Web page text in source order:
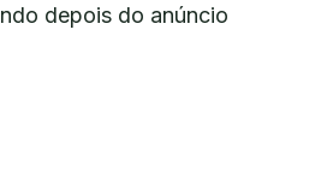
depois do anúncio